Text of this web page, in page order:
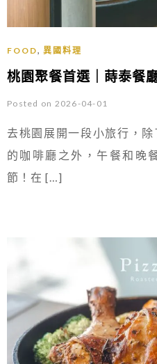
FOOD, 異國料理
桃園聚餐首選｜蒔泰餐
Posted on 2026-04-01
去桃園展開一段小旅行，
的咖啡廳之外，午餐和晚
節！在 […]